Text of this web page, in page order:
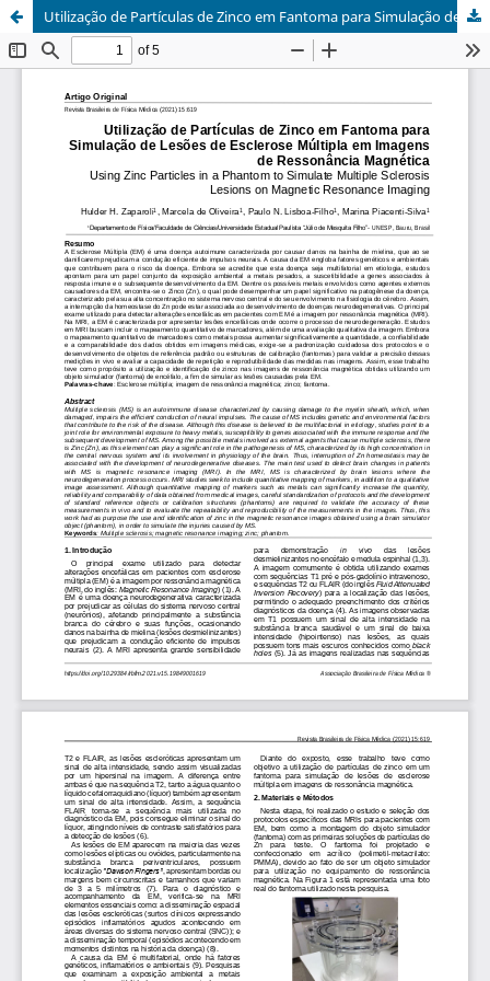
Utilização de Partículas de Zinco em Fantoma para Simulação de Lesões de Esclerose Múltipla em Imagens de Ressonância Magnética